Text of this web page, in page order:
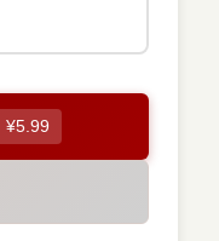
¥5.99